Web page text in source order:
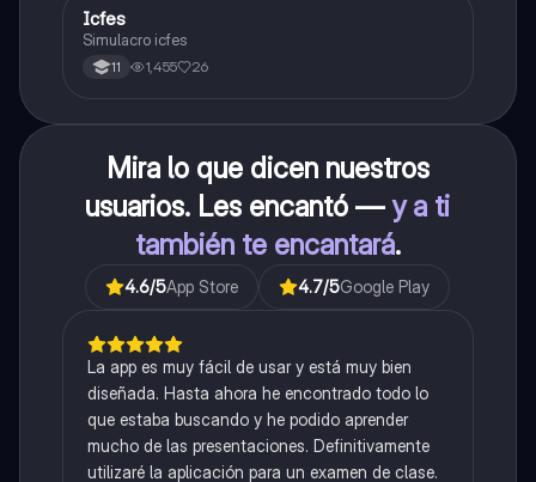
ICFES: Sociales y Ciudadanas
Icfes
Simulacro icfes
11 1,455 26
Mira lo que dicen nuestros
usuarios. Les encantó —y a ti
también te encantará.
4.6/5App Store 4.7/5Google Play
La app es muy fácil de usar y está muy bien
diseñada. Hasta ahora he encontrado todo lo
que estaba buscando y he podido aprender
mucho de las presentaciones. Definitivamente
utilizaré la aplicación para un examen de clase.